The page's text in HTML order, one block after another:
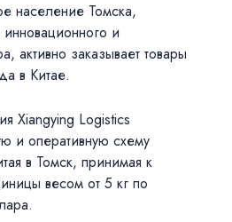
население Томска,
и
активно заказывает товары
в Китае.
Xiangying Logistics
и оперативную схему
в Томск, принимая к
весом от 5 кг по